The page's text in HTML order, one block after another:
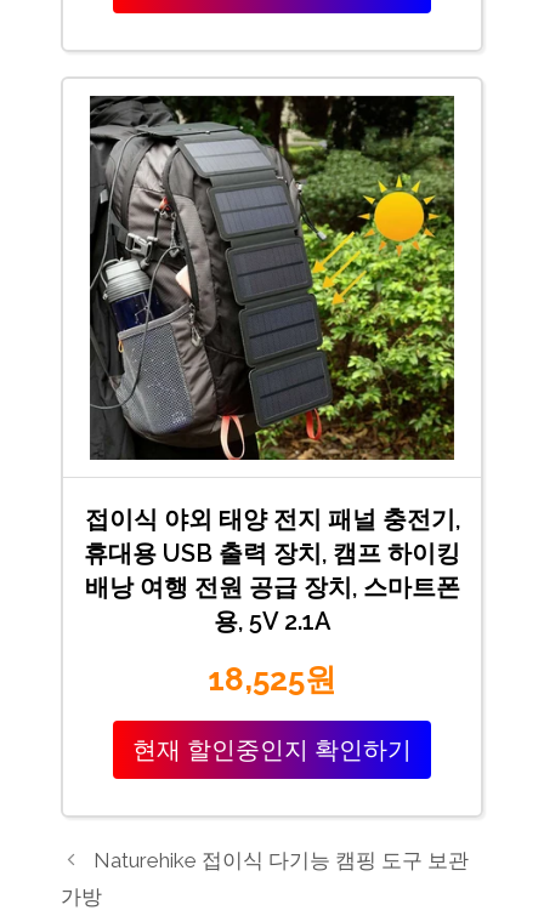
접이식 야외 태양 전지 패널 충전기,
휴대용 USB 출력 장치, 캠프 하이킹
배낭 여행 전원 공급 장치, 스마트폰
용, 5V 2.1A
18,525원
현재 할인중인지 확인하기
Naturehike 접이식 다기능 캠핑 도구 보관
가방